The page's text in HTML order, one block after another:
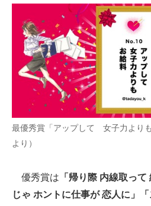
モノづくり技術者専門サイト
エレクトロニクス専門サイト
電子設計の基本と応用
エネルギーの専門メディア
建設×テクノロジーの最前線
ちょっと気になるネットの話題
最優秀賞「アップして 女子力より
より）
優秀賞は 「帰り際 内線取っ
じゃ ホントに仕事が 恋人に」